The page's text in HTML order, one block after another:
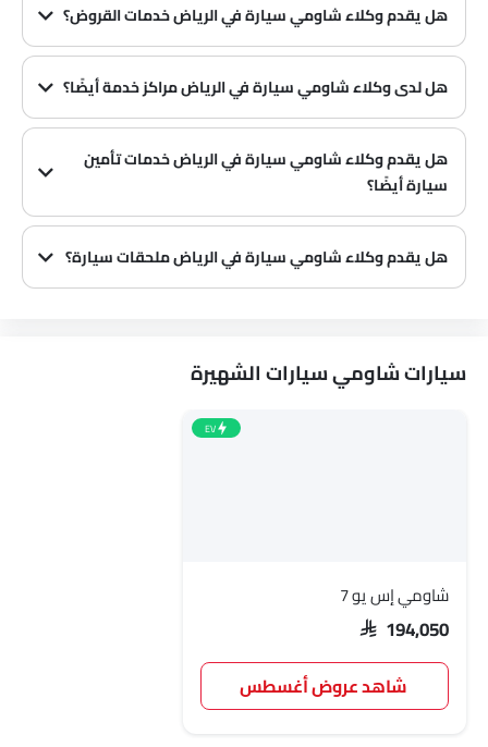
هل يقدم وكلاء شاومي سيارة في الرياض‎ خدمات القروض؟
هل لدى وكلاء شاومي سيارة في الرياض‎ مراكز خدمة أيضًا؟
هل يقدم وكلاء شاومي سيارة في الرياض‎ خدمات تأمين
سيارة أيضًا؟
هل يقدم وكلاء شاومي سيارة في الرياض‎ ملحقات سيارة؟
سيارات شاومي سيارات الشهيرة
EV
شاومي إس يو 7
SAR 194,050
شاهد عروض أغسطس